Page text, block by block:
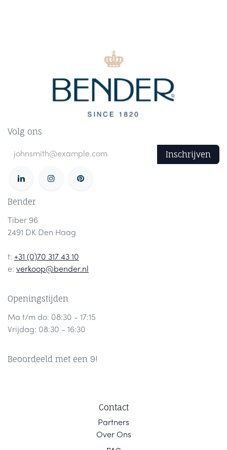
Volg ons
Inschrijven
Bender
Tiber 96
2491 DK Den Haag
t: +31 (0)70 317 43 10
e: verkoop@bender.nl
Openingstijden
Ma t/m do: 08:30 - 17:15
Vrijdag: 08:30 - 16:30
Beoordeeld met een 9!
Contact
Partners
Over Ons